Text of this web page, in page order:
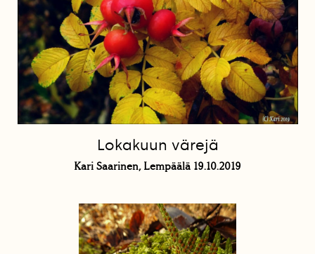
Lokakuun värejä
Kari Saarinen, Lempäälä 19.10.2019